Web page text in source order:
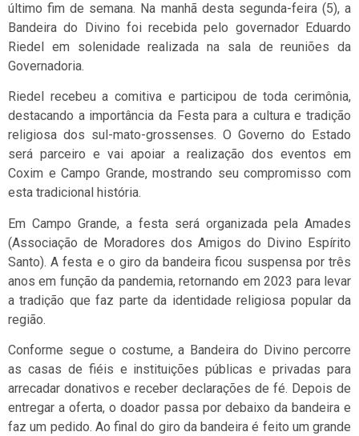
último fim de semana. Na manhã desta segunda-feira (5), a
Bandeira do Divino foi recebida pelo governador Eduardo
Riedel em solenidade realizada na sala de reuniões da
Governadoria.
Riedel recebeu a comitiva e participou de toda cerimônia,
destacando a importância da Festa para a cultura e tradição
religiosa dos sul-mato-grossenses. O Governo do Estado
será parceiro e vai apoiar a realização dos eventos em
Coxim e Campo Grande, mostrando seu compromisso com
esta tradicional história.
Em Campo Grande, a festa será organizada pela Amades
(Associação de Moradores dos Amigos do Divino Espírito
Santo). A festa e o giro da bandeira ficou suspensa por três
anos em função da pandemia, retornando em 2023 para levar
a tradição que faz parte da identidade religiosa popular da
região.
Conforme segue o costume, a Bandeira do Divino percorre
as casas de fiéis e instituições públicas e privadas para
arrecadar donativos e receber declarações de fé. Depois de
entregar a oferta, o doador passa por debaixo da bandeira e
faz um pedido. Ao final do giro da bandeira é feito um grande